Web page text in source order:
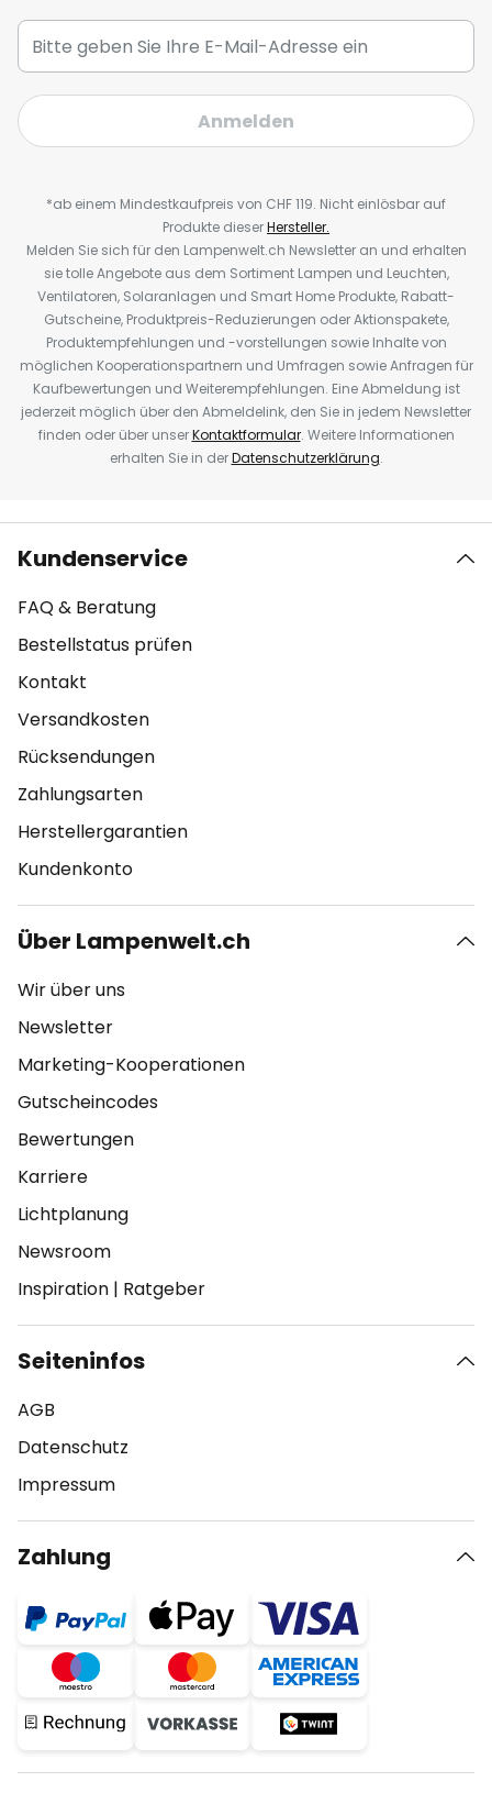
Anmelden
*ab einem Mindestkaufpreis von CHF 119. Nicht einlösbar auf
Produkte dieserHersteller.
Melden Sie sich für den Lampenwelt.ch Newsletter an und erhalten
sie tolle Angebote aus dem Sortiment Lampen und Leuchten,
Ventilatoren, Solaranlagen und Smart Home Produkte, Rabatt-
Gutscheine, Produktpreis-Reduzierungen oder Aktionspakete,
Produktempfehlungen und -vorstellungen sowie Inhalte von
möglichen Kooperationspartnern und Umfragen sowie Anfragen für
Kaufbewertungen und Weiterempfehlungen. Eine Abmeldung ist
jederzeit möglich über den Abmeldelink, den Sie in jedem Newsletter
finden oder über unserKontaktformular. Weitere Informationen
erhalten Sie in derDatenschutzerklärung.
Kundenservice
FAQ & Beratung
Bestellstatus prüfen
Kontakt
Versandkosten
Rücksendungen
Zahlungsarten
Herstellergarantien
Kundenkonto
Über Lampenwelt.ch
Wir über uns
Newsletter
Marketing-Kooperationen
Gutscheincodes
Bewertungen
Karriere
Lichtplanung
Newsroom
Inspiration | Ratgeber
Seiteninfos
AGB
Datenschutz
Impressum
Zahlung